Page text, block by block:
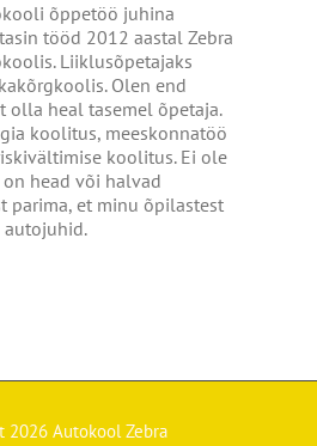
õppetöö juhina
tööd 2012 aastal Zebra
Liiklusõpetajaks
Olen end
olla heal tasemel õpetaja.
koolitus, meeskonnatöö
koolitus. Ei ole
head või halvad
parima, et minu õpilastest
autojuhid.
2026 Autokool Zebra